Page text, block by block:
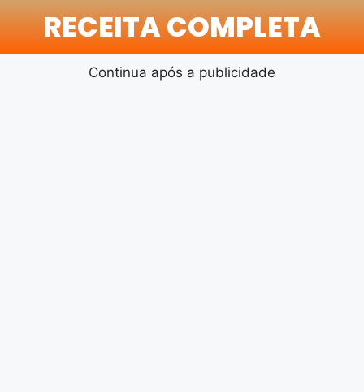
RECEITA COMPLETA
Continua após a publicidade